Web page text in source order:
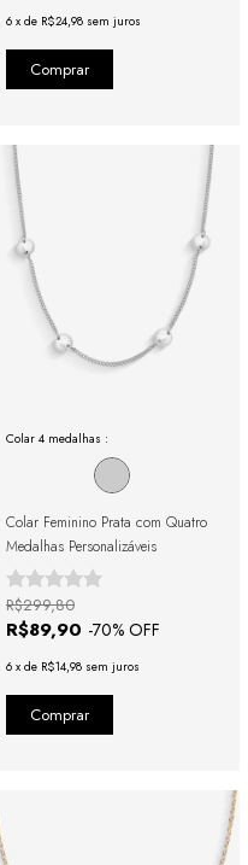
6 x de R$24,98 sem juros
Colar 4 medalhas :
Colar Feminino Prata com Quatro
Medalhas Personalizáveis
R$89,90 -70% OFF
R$299,80
6 x de R$14,98 sem juros